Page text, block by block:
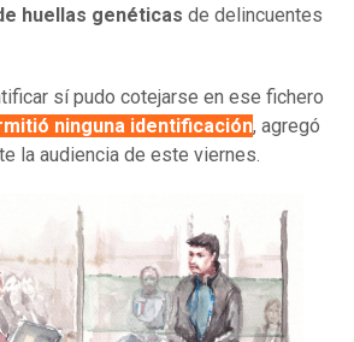
huellas genéticas de delincuentes
sí pudo cotejarse en ese fichero
ninguna identificación, agregó
la audiencia de este viernes.